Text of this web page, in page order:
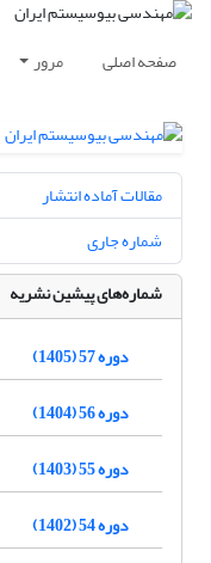
صفحه اصلی مرور
مقالات آماده انتشار
شماره جاری
شماره‌های پیشین نشریه
دوره 57 (1405)
دوره 56 (1404)
دوره 55 (1403)
دوره 54 (1402)